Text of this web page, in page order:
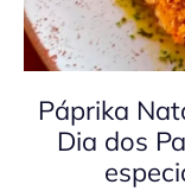
Páprika
Dia dos